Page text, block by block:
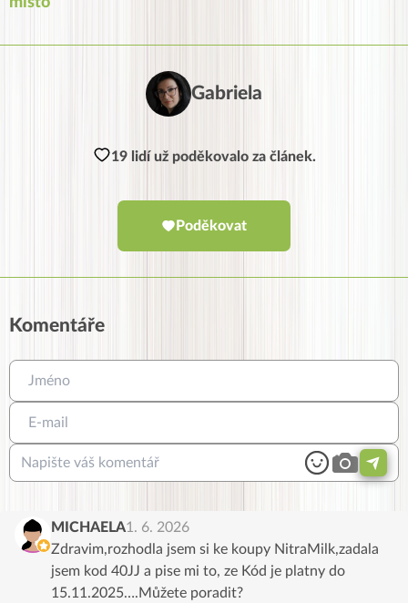
Gabriela
19 lidí už poděkovalo za článek.
Poděkovat
Komentáře
MICHAELA1. 6. 2026
Zdravim,rozhodla jsem si ke koupy NitraMilk,zadala
jsem kod 40JJ a pise mi to, ze Kód je platny do
15.11.2025….Můžete poradit?